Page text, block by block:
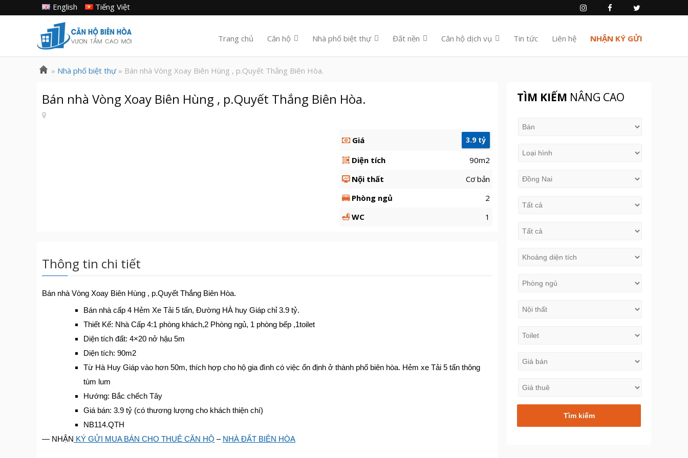
Tiếng Việt
English
Trang chủ Căn hộ Nhà phố biệt thự Đất nền Căn hộ dịch vụ Tin tức Liên hệ NHẬN KÝ GỬI
» Nhà phố biệt thự » Bán nhà Vòng Xoay Biên Hùng , p.Quyết Thắng Biên Hòa.
Bán nhà Vòng Xoay Biên Hùng , p.Quyết Thắng Biên Hòa.
Giá 3.9 tỷ
Diện tích
90m2
Nội thất
Cơ bản
Phòng ngủ
2
WC
1
Thông tin chi tiết
Bán nhà Vòng Xoay Biên Hùng , p.Quyết Thắng Biên Hòa.
Bán nhà cấp 4 Hẻm Xe Tải 5 tấn, Đường HÀ huy Giáp chỉ 3.9 tỷ.
Thiết Kế: Nhà Cấp 4:1 phòng khách,2 Phòng ngủ, 1 phòng bếp ,1toilet
Diện tích đất: 4×20 nở hậu 5m
Diện tích: 90m2
Từ Hà Huy Giáp vào hơn 50m, thích hợp cho hộ gia đình có việc ổn định ở thành phố biên hòa. Hẻm xe Tải 5 tấn thông
tùm lum
Hướng: Bắc chếch Tây
Giá bán: 3.9 tỷ (có thương lượng cho khách thiện chí)
NB114.QTH
— NHẬN KÝ GỬI MUA BÁN CHO THUÊ CĂN HỘ – NHÀ ĐẤT BIÊN HÒA
TÌM KIẾM NÂNG CAO